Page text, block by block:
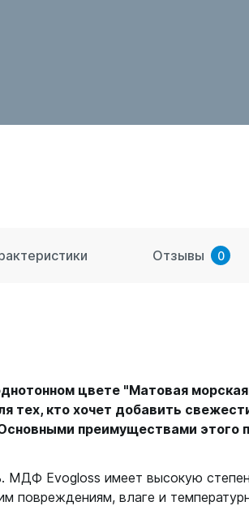
Отзывы 0
цвете "Матовая морская
тех, кто хочет добавить
преимуществами этого
МДФ Evogloss имеет высокую
повреждениям, влаге и